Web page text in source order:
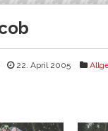
22. April 2005